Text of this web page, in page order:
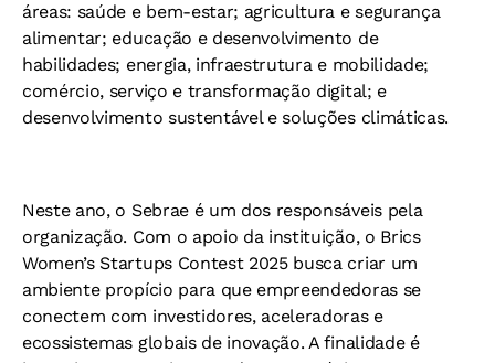
áreas: saúde e bem-estar; agricultura e segurança
alimentar; educação e desenvolvimento de
habilidades; energia, infraestrutura e mobilidade;
comércio, serviço e transformação digital; e
desenvolvimento sustentável e soluções climáticas.
Neste ano, o Sebrae é um dos responsáveis pela
organização. Com o apoio da instituição, o Brics
Women’s Startups Contest 2025 busca criar um
ambiente propício para que empreendedoras se
conectem com investidores, aceleradoras e
ecossistemas globais de inovação. A finalidade é